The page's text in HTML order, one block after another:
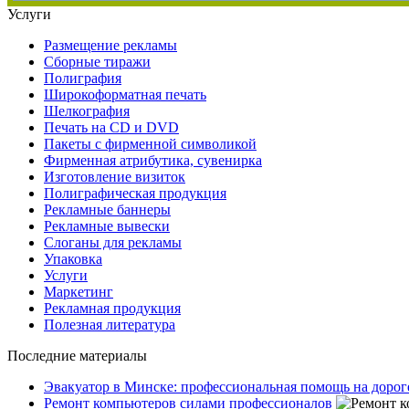
Услуги
Размещение рекламы
Сборные тиражи
Полиграфия
Широкоформатная печать
Шелкография
Печать на СD и DVD
Пакеты с фирменной символикой
Фирменная атрибутика, сувенирка
Изготовление визиток
Полиграфическая продукция
Рекламные баннеры
Рекламные вывески
Слоганы для рекламы
Упаковка
Услуги
Маркетинг
Рекламная продукция
Полезная литература
Последние материалы
Эвакуатор в Минске: профессиональная помощь на
Ремонт компьютеров силами профессионалов